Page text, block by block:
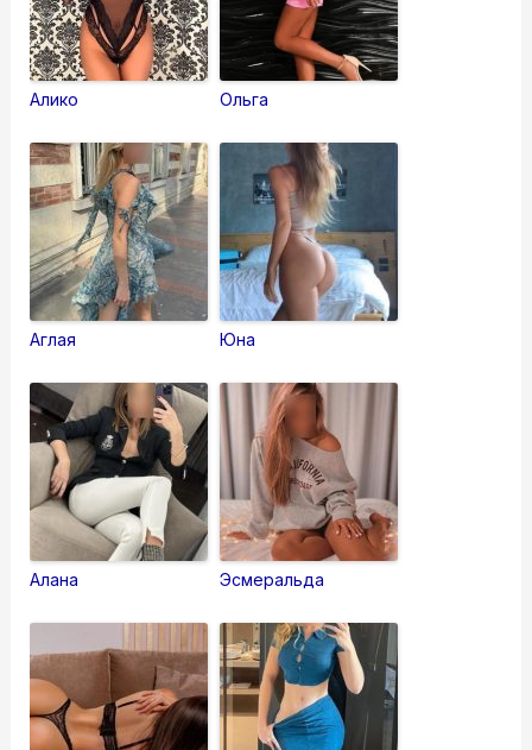
Алико Ольга
Аглая Юна
Алана Эсмеральда